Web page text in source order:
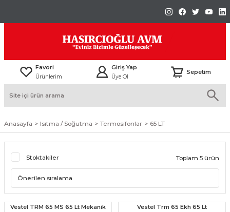
Favori
Ürünlerim
Giriş Yap
Üye Ol
Sepetim
Anasayfa Isıtma / Soğutma Termosifonlar 65 LT
Stoktakiler Toplam 5 ürün
Vestel TRM 65 MS 65 Lt Mekanik
Vestel Trm 65 Ekh 65 Lt